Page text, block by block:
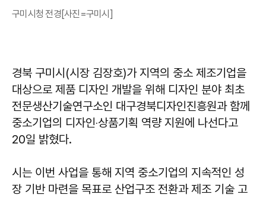
구미시청 전경[사진=구미시]
경북 구미시(시장 김장호)가 지역의 중소 제조기업을
대상으로 제품 디자인 개발을 위해 디자인 분야 최초
전문생산기술연구소인 대구경북디자인진흥원과 함께
중소기업의 디자인‧상품기획 역량 지원에 나선다고
20일 밝혔다.
시는 이번 사업을 통해 지역 중소기업의 지속적인 성
장 기반 마련을 목표로 산업구조 전환과 제조 기술 고